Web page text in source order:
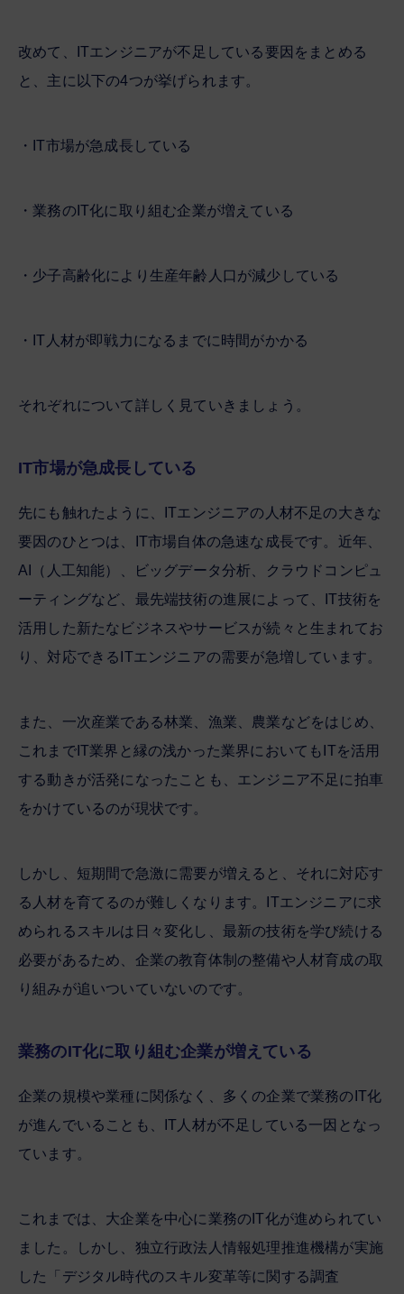
改めて、ITエンジニアが不足している要因をまとめる
と、主に以下の4つが挙げられます。
・IT市場が急成長している
・業務のIT化に取り組む企業が増えている
・少子高齢化により生産年齢人口が減少している
・IT人材が即戦力になるまでに時間がかかる
それぞれについて詳しく見ていきましょう。
IT市場が急成長している
先にも触れたように、ITエンジニアの人材不足の大きな
要因のひとつは、IT市場自体の急速な成長です。近年、
AI（人工知能）、ビッグデータ分析、クラウドコンピュ
ーティングなど、最先端技術の進展によって、IT技術を
活用した新たなビジネスやサービスが続々と生まれてお
り、対応できるITエンジニアの需要が急増しています。
また、一次産業である林業、漁業、農業などをはじめ、
これまでIT業界と縁の浅かった業界においてもITを活用
する動きが活発になったことも、エンジニア不足に拍車
をかけているのが現状です。
しかし、短期間で急激に需要が増えると、それに対応す
る人材を育てるのが難しくなります。ITエンジニアに求
められるスキルは日々変化し、最新の技術を学び続ける
必要があるため、企業の教育体制の整備や人材育成の取
り組みが追いついていないのです。
業務のIT化に取り組む企業が増えている
企業の規模や業種に関係なく、多くの企業で業務のIT化
が進んでいることも、IT人材が不足している一因となっ
ています。
これまでは、大企業を中心に業務のIT化が進められてい
ました。しかし、独立行政法人情報処理推進機構が実施
した「デジタル時代のスキル変革等に関する調査